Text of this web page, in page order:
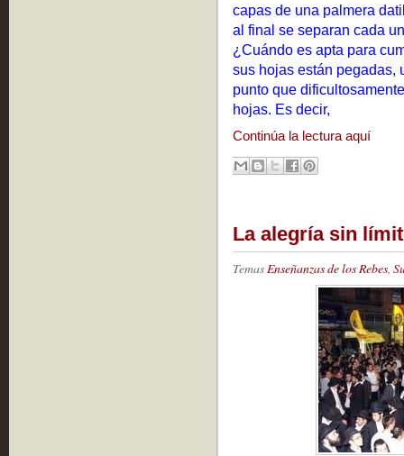
capas de una palmera
al final se separan cada
¿Cuándo es apta para
sus hojas están pegadas,
punto que
hojas. Es decir,
Continúa la lectura aquí
La alegría sin
TemasEnseñanzas de los Rebes,